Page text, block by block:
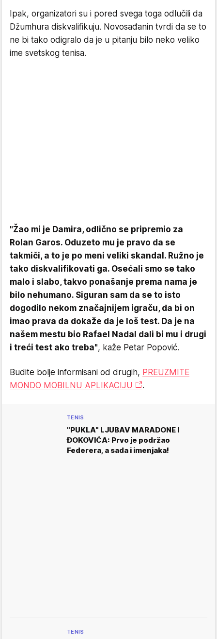
Ipak, organizatori su i pored svega toga odlučili da
Džumhura diskvalifikuju. Novosađanin tvrdi da se to
ne bi tako odigralo da je u pitanju bilo neko veliko
ime svetskog tenisa.
"Žao mi je Damira, odlično se pripremio za
Rolan Garos. Oduzeto mu je pravo da se
takmiči, a to je po meni veliki skandal. Ružno je
tako diskvalifikovati ga. Osećali smo se tako
malo i slabo, takvo ponašanje prema nama je
bilo nehumano. Siguran sam da se to isto
dogodilo nekom značajnijem igraču, da bi on
imao prava da dokaže da je loš test. Da je na
našem mestu bio Rafael Nadal dali bi mu i drugi
i treći test ako treba", kaže Petar Popović.
Budite bolje informisani od drugih, PREUZMITE
MONDO MOBILNU APLIKACIJU
.
TENIS
"PUKLA" LJUBAV MARADONE I
ĐOKOVIĆA: Prvo je podržao
Federera, a sada i imenjaka!
TENIS